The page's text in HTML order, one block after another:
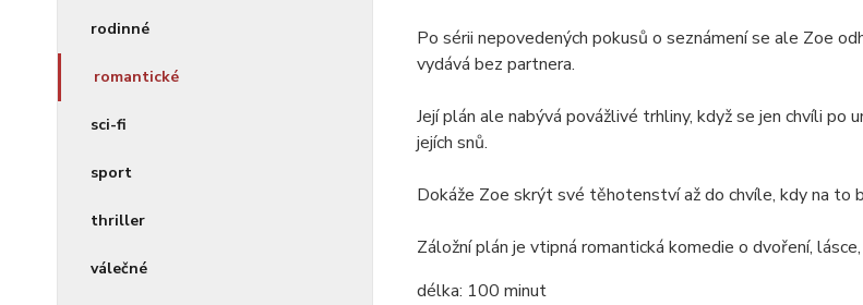
rodinné
romantické
sci-fi
sport
thriller
válečné
Po sérii nepovedených pokusů o seznámení se ale Zoe
vydává bez partnera.
Její plán ale nabývá povážlivé trhliny, když se jen chvíli
jejích snů.
Dokáže Zoe skrýt své těhotenství až do chvíle, kdy na to
Záložní plán je vtipná romantická komedie o dvoření,
délka: 100 minut